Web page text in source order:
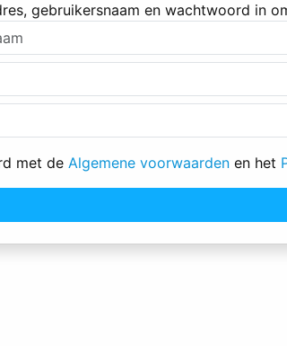
gebruikersnaam en wachtwoord in
met de Algemene voorwaardenen het